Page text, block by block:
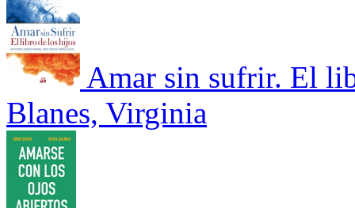
Amar sin sufrir. El
Blanes, Virginia